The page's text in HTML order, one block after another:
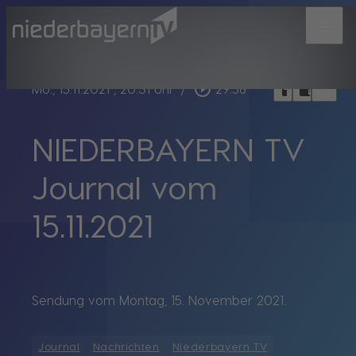
Mo., 15.11.2021, 20:31 Uhr / play_circle_outline 29:58 headphoneschrome_reader_modebookmark_border
NIEDERBAYERN TV
Journal vom
15.11.2021
Sendung vom Montag, 15. November 2021.
Journal Nachrichten Niederbayern TV